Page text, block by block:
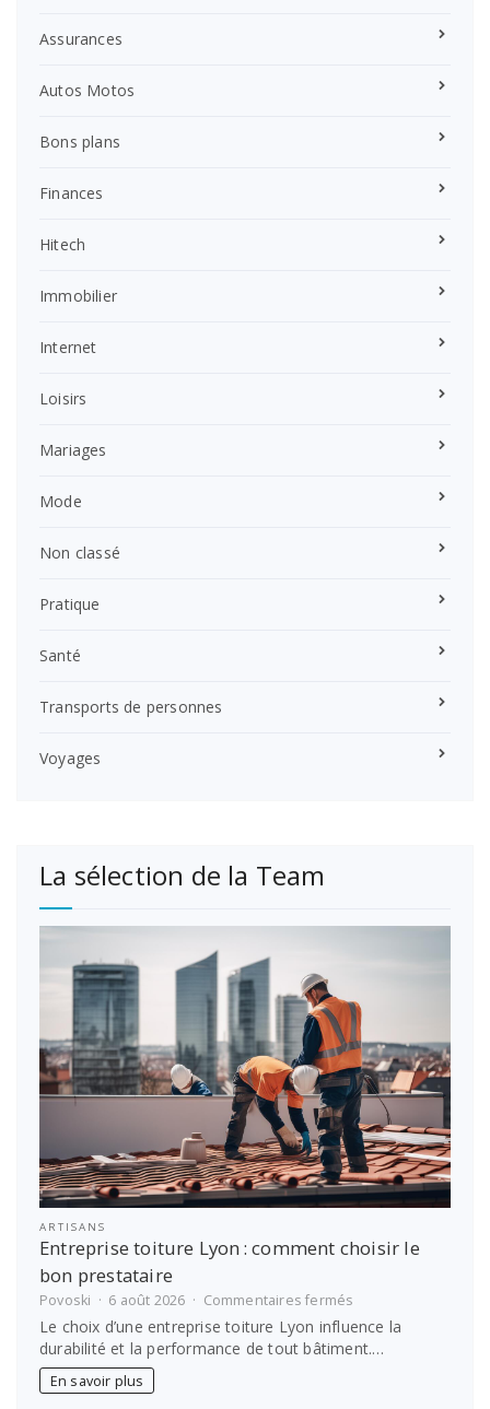
Assurances
Autos Motos
Bons plans
Finances
Hitech
Immobilier
Internet
Loisirs
Mariages
Mode
Non classé
Pratique
Santé
Transports de personnes
Voyages
La sélection de la Team
ARTISANS
Entreprise toiture Lyon : comment choisir le
bon prestataire
Povoski 6 août 2026 Commentaires fermés
Entreprise
toiture
Lyon :
Le choix d’une entreprise toiture Lyon influence la
durabilité et la performance de tout bâtiment.…
En savoir plus